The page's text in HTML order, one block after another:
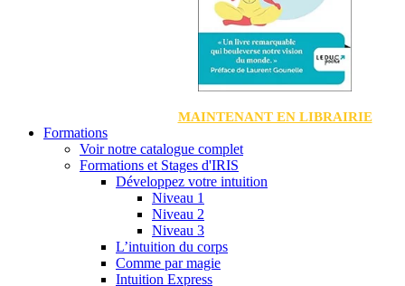
MAINTENANT EN LIBRAIRIE
Formations
Voir notre catalogue complet
Formations et Stages d'IRIS
Développez votre intuition
Niveau 1
Niveau 2
Niveau 3
L’intuition du corps
Comme par magie
Intuition Express